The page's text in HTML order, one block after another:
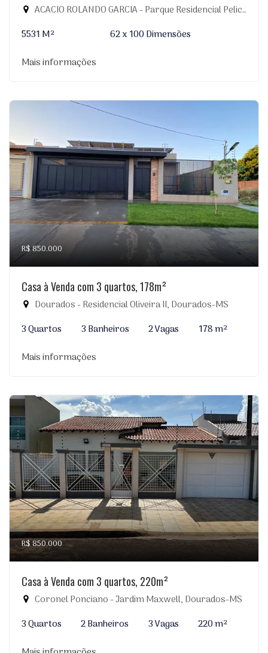
ACACIO ROLANDO GARCIA - Parque Residencial Pelicano, Dourados-MS
5531 M²
62 x 100 Dimensões
Mais informações
R$ 850.000
Casa à Venda com 3 quartos, 178m²
Dourados - Residencial Oliveira II, Dourados-MS
3 Quartos
3 Banheiros 2 Vagas
178 m²
Mais informações
R$ 850.000
Casa à Venda com 3 quartos, 220m²
Coronel Ponciano - Jardim Maxwell, Dourados-MS
3 Quartos
2 Banheiros 3 Vagas
220 m²